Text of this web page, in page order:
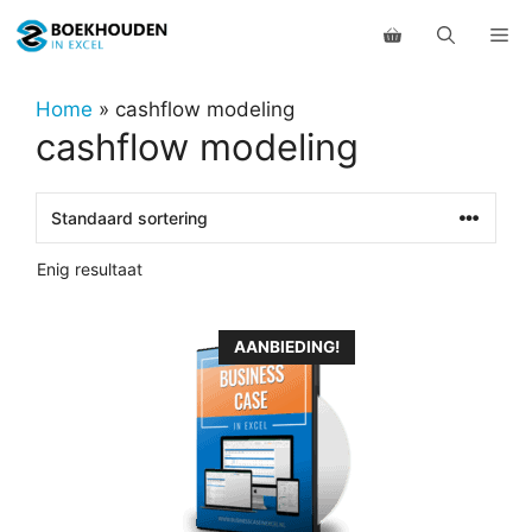
naar
inhoudHome » cashflow modeling
cashflow modeling
Enig resultaat
AANBIEDING!